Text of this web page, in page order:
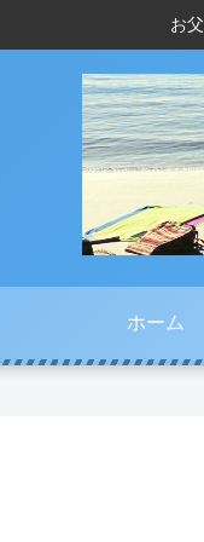
お
ホーム